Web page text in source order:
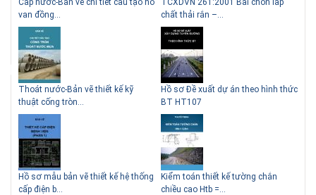
Lý do nên sử dụng gạch block
Thiết kế nhà
Cấp nước-Bản vẽ chi tiết cấu tạo hố
van đồng...
Thoát nước-Bản vẽ thiết kế kỹ
thuật cống tròn...
Hồ sơ mẫu bản vẽ thiết kế hệ thống
cấp điện b...
TCXDVN 261:2001 Bãi chôn lấp
chất thải rắn –...
Hồ sơ Đề xuất dự án theo hình thức
BT HT107
Kiểm toán thiết kế tường chắn
chiều cao Htb =...